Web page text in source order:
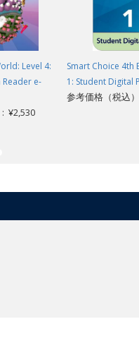
Level 4:
e-
¥2,530
Smart Choice 4th
1: Student Digital
参考価格（税込